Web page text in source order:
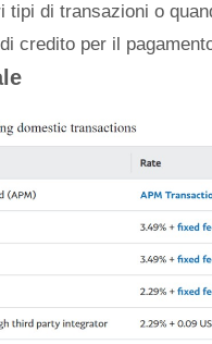
tipi di transazioni o
credito per il